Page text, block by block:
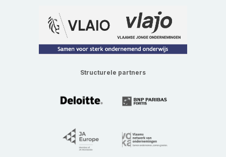
Structurele partners